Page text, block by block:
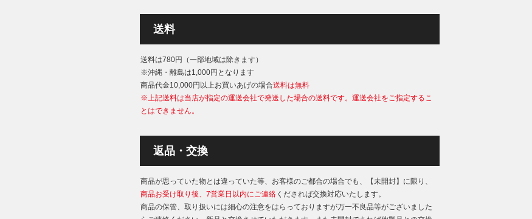
送料
送料は780円（一部地域は除きます）
※沖縄・離島は1,000円となります
商品代金10,000円以上お買いあげの場合送料は無料
※上記送料は当店が指定の運送会社で発送した場合の送料です。運送会社をご指定するこ
とはできません。
返品・交換
商品が思っていた物とは違っていた等、お客様のご都合の場合でも、【未開封】に限り、
商品お受け取り後、7営業日以内にご連絡くだされば交換対応いたします。
商品の保管、取り扱いには細心の注意をはらっておりますが万一不良品等がございました